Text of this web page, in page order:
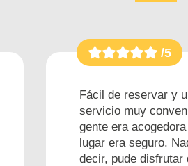
/5
Fácil de reservar y
servicio muy
gente era
lugar era seguro.
decir, pude disfrutar